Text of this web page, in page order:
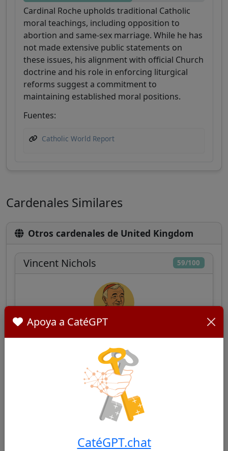
Cardinal Roche upholds traditional Catholic
moral teachings, including opposition to
abortion and same-sex marriage. While he has
not made extensive public statements on
these issues, his alignment with official Church
doctrine and his role in enforcing liturgical
reforms suggest a commitment to
maintaining established moral positions.
Fuentes:
Catholic World Report
Cardenales Similares
Otros cardenales de United Kingdom
59/100
Vincent Nichols
Cardenal británico, Arzobispo de Westminster,
conocido por sus posiciones conservadoras en
temas morales, mientras está comprometido
con la defensa de los migrantes y la lucha
contra la trata de personas.
Ver perfil
Apoya a CatéGPT
CatéGPT.chat